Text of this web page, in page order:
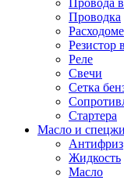
Провода
Проводка
Резистор
Реле
Свечи
Сетка
Стартера
Масло и
Антифриз
Жидкость
Масло